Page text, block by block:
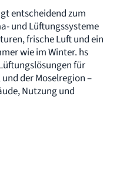
entscheidend zum
und Lüftungssysteme
frische Luft und ein
wie im Winter. hs
für
der Moselregion –
Nutzung und